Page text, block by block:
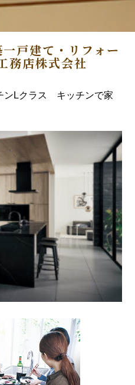
戸建て・リフォー
店株式会社
ンLクラス キッチンで家